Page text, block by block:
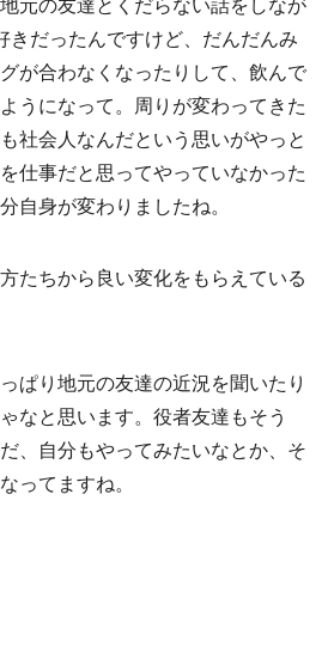
きだったんですけど、だんだんみ
が合わなくなったりして、飲んで
うになって。周りが変わってきた
社会人なんだという思いがやっと
仕事だと思ってやっていなかった
自身が変わりましたね。
たちから良い変化をもらえている
ぱり地元の友達の近況を聞いたり
なと思います。役者友達もそう
、自分もやってみたいなとか、そ
ってますね。